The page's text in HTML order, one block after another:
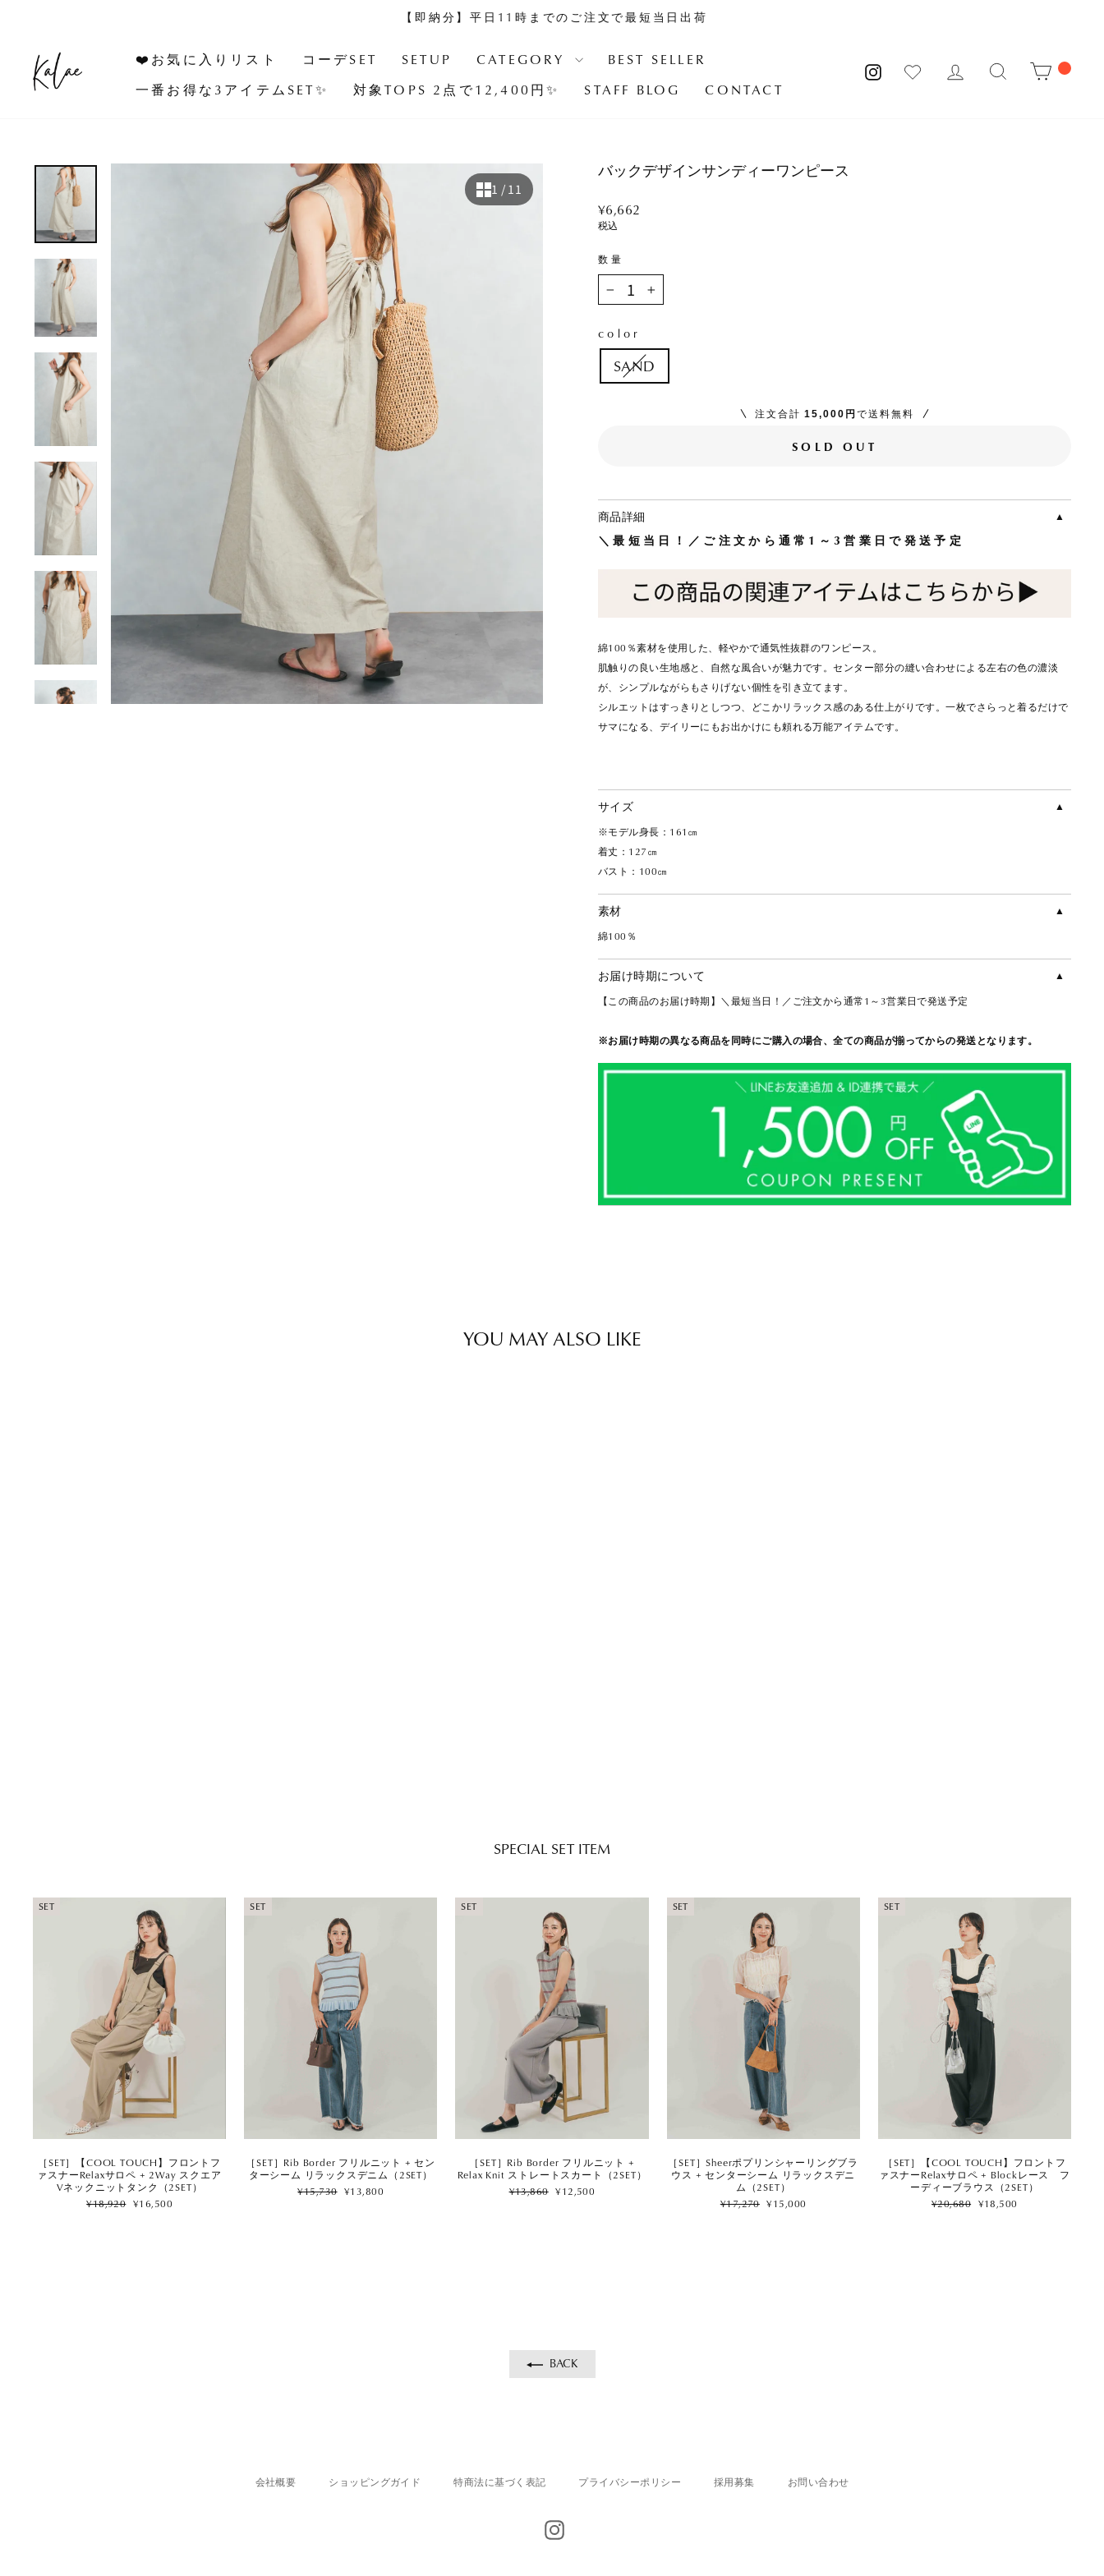
ラ
ド
【即納分】平日11時までのご注文で最短当日出荷
❤️お気に入りリスト コーデSET SETUP CATEGORY
BEST SELLER
一番お得な3アイテムSET✨
対象TOPS 2点で12,400円✨ STAFF BLOG CONTACT
INSTAGRAM MY PAGEサイトを検
CART
1 / 11
バックデザインサンディーワンピース
Regular
price
¥6,662
税込
数量
− +
color
SAND
注文合計 15,000円 で送料無料
SOLD OUT
商品詳細
＼最短当日！／ご注文から通常1～3営業日で発送予定
綿100％素材を使用した、軽やかで通気性抜群のワンピース。
肌触りの良い生地感と、自然な風合いが魅力です。センター部分の縫い合わせによる左右の色の濃淡
が、シンプルながらもさりげない個性を引き立てます。
シルエットはすっきりとしつつ、どこかリラックス感のある仕上がりです。一枚でさらっと着るだけで
サマになる、デイリーにもお出かけにも頼れる万能アイテムです。
サイズ
※モデル身長：161㎝
着丈：127㎝
バスト：100㎝
素材
綿100％
お届け時期について
【この商品のお届け時期】＼最短当日！／ご注文から通常1～3営業日で発送予定
※お届け時期の異なる商品を同時にご購入の場合、全ての商品が揃ってからの発送となります。
YOU MAY ALSO LIKE
SPECIAL SET ITEM
SET
［SET］【COOL TOUCH】フロントフ
ァスナーRelaxサロペ + 2Way スクエア
Vネックニットタンク（2SET）
Regular
¥18,920 Sale
¥16,500
SET
［SET］Rib Border フリルニット + セン
ターシーム リラックスデニム（2SET）
Regular
¥15,730 Sale
¥13,800
SET
［SET］Rib Border フリルニット +
Relax Knit ストレートスカート（2SET）
Regular
¥13,860 Sale
¥12,500
SET
［SET］Sheerポプリンシャーリングブラ
ウス + センターシーム リラックスデニ
ム（2SET）
Regular
¥17,270 Sale
¥15,000
SET
［SET］【COOL TOUCH】フロントフ
ァスナーRelaxサロペ + Blockレース フ
ーディーブラウス（2SET）
Regular
¥20,680 Sale
¥18,500
BACK
会社概要 ショッピングガイド 特商法に基づく表記 プライバシーポリシー 採用募集 お問い合わせ
Instagram